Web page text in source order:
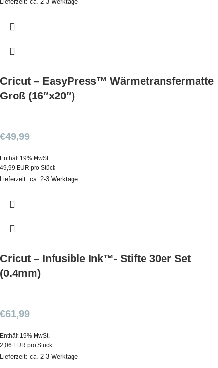
Lieferzeit: ca. 2-3 Werktage
Cricut – EasyPress™ Wärmetransfermatte
Groß (16″x20″)
€49,99
Enthält 19% MwSt.
49,99 EUR pro Stück
Lieferzeit: ca. 2-3 Werktage
Cricut – Infusible Ink™- Stifte 30er Set
(0.4mm)
€61,99
Enthält 19% MwSt.
2,06 EUR pro Stück
Lieferzeit: ca. 2-3 Werktage